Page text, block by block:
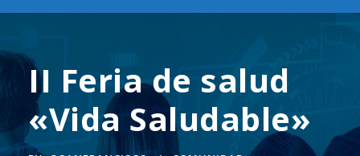
II Feria de salud
«Vida Saludable»